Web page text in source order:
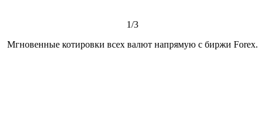
1/3
Мгновенные котировки всех валют напрямую с биржи Forex.